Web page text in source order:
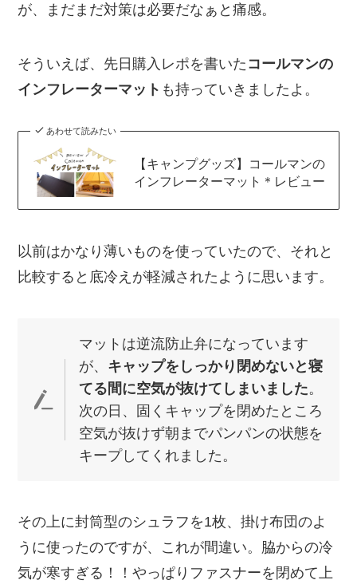
が、まだまだ対策は必要だなぁと痛感。
そういえば、先日購入レポを書いた コールマンの
インフレーターマット も持っていきましたよ。
あわせて読みたい
【キャンプグッズ】コールマンの
インフレーターマット＊レビュー
以前はかなり薄いものを使っていたので、それと
比較すると底冷えが軽減されたように思います。
マットは逆流防止弁になっています
が、 キャップをしっかり閉めないと寝
てる間に空気が抜けてしまいました。
次の日、固くキャップを閉めたところ
空気が抜けず朝までパンパンの状態を
キープしてくれました。
その上に封筒型のシュラフを1枚、掛け布団のよ
うに使ったのですが、これが間違い。脇からの冷
気が寒すぎる！！やっぱりファスナーを閉めて上